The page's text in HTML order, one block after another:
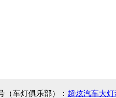
（车灯俱乐部）： 超炫汽车大